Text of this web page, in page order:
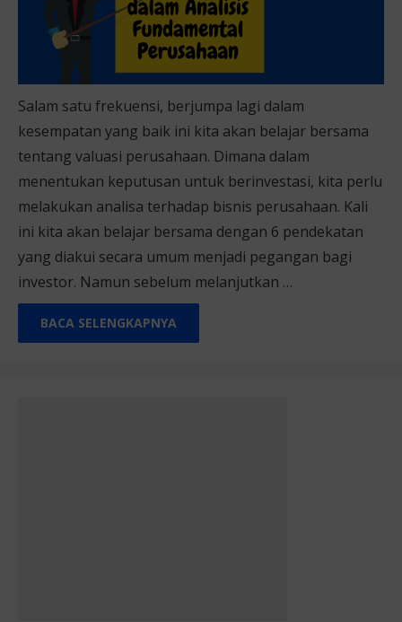
Salam satu frekuensi, berjumpa lagi dalam
kesempatan yang baik ini kita akan belajar bersama
tentang valuasi perusahaan. Dimana dalam
menentukan keputusan untuk berinvestasi, kita perlu
melakukan analisa terhadap bisnis perusahaan. Kali
ini kita akan belajar bersama dengan 6 pendekatan
yang diakui secara umum menjadi pegangan bagi
investor. Namun sebelum melanjutkan …
BACA SELENGKAPNYA